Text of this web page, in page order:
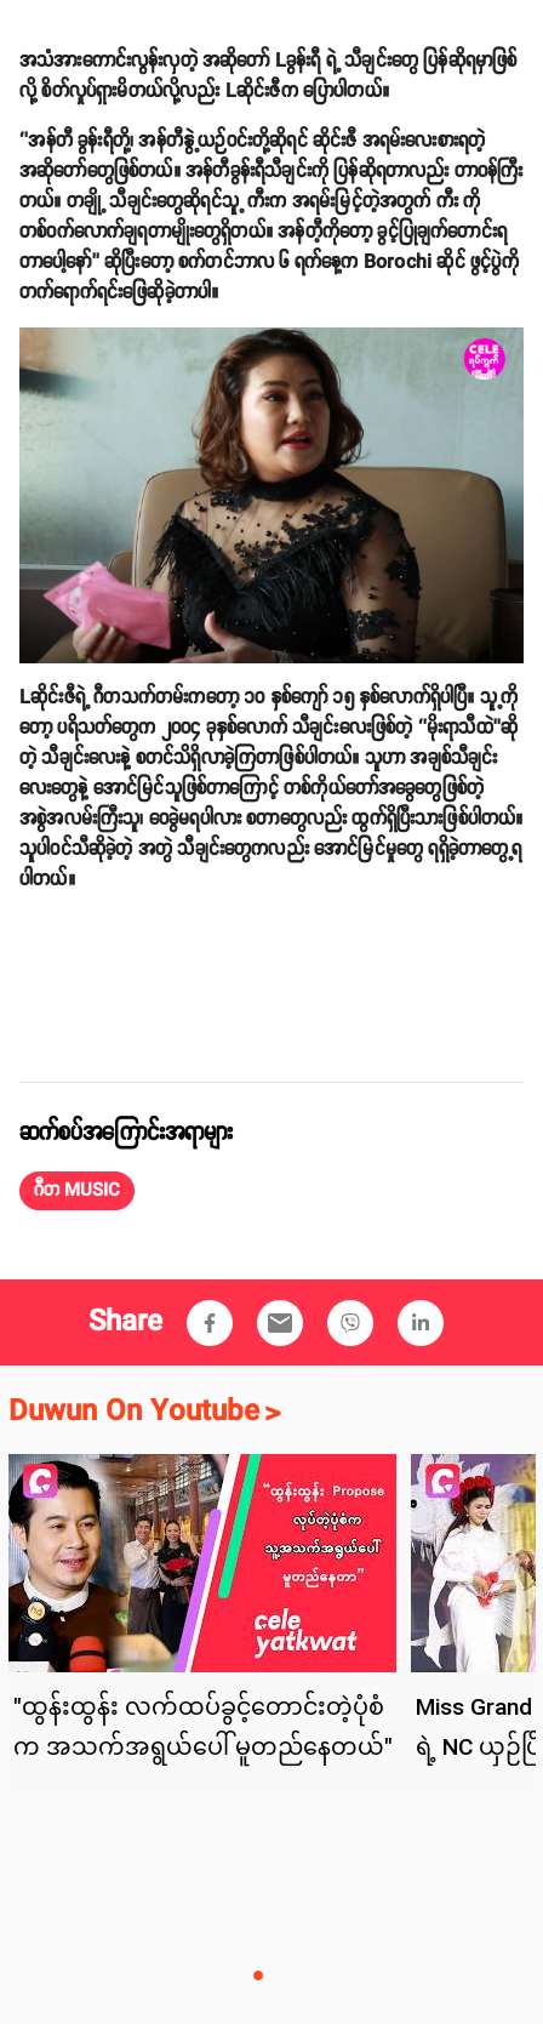
အသံအားကောင်းလွန်းလှတဲ့ အဆိုတော် Lခွန်းရီ ရဲ့ သီချင်းတွေ ပြန်ဆိုရမှာဖြစ်
လို့ စိတ်လှုပ်ရှားမိတယ်လို့လည်း Lဆိုင်းဇီက ပြောပါတယ်။
‘’အန်တီ ခွန်းရီတို့၊ အန်တီနွဲ့ယဉ်ဝင်းတို့ဆိုရင် ဆိုင်းဇီ အရမ်းလေးစားရတဲ့
အဆိုတော်တွေဖြစ်တယ်။ အန်တီခွန်းရီသီချင်းကို ပြန်ဆိုရတာလည်း တာဝန်ကြီး
တယ်။ တချို့ သီချင်းတွေဆိုရင်သူ့ ကီးက အရမ်းမြင့်တဲ့အတွက် ကီး ကို
တစ်ဝက်လောက်ချရတာမျိုးတွေရှိတယ်။ အန်တီ့ကိုတော့ ခွင့်ပြုချက်တောင်းရ
တာပေါ့နော်’’ ဆိုပြီးတော့ စက်တင်ဘာလ ၆ ရက်နေ့က Borochi ဆိုင် ဖွင့်ပွဲကို
တက်ရောက်ရင်းဖြေဆိုခဲ့တာပါ။
Lဆိုင်းဇီရဲ့ ဂီတသက်တမ်းကတော့ ၁၀ နှစ်ကျော် ၁၅ နှစ်လောက်ရှိပါပြီ။ သူ့ကို
တော့ ပရိသတ်တွေက ၂၀၀၄ ခုနှစ်လောက် သီချင်းလေးဖြစ်တဲ့ ‘’မိုးရာသီထဲ’’ဆို
တဲ့ သီချင်းလေးနဲ့ စတင်သိရှိလာခဲ့ကြတာဖြစ်ပါတယ်။ သူဟာ အချစ်သီချင်း
လေးတွေနဲ့ အောင်မြင်သူဖြစ်တာကြောင့် တစ်ကိုယ်တော်အခွေတွေဖြစ်တဲ့
အစွဲအလမ်းကြီးသူ၊ ဝေခွဲမရပါလား စတာတွေလည်း ထွက်ရှိပြီးသားဖြစ်ပါတယ်။
သူပါဝင်သီဆိုခဲ့တဲ့ အတွဲ သီချင်းတွေကလည်း အောင်မြင်မှုတွေ ရရှိခဲ့တာတွေ့ရ
ပါတယ်။
ဆက်စပ်အကြောင်းအရာများ
ဂီတ MUSIC
Share email
Duwun On Youtube>